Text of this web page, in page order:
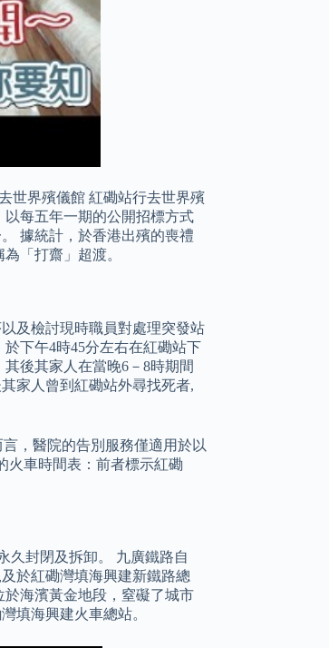
世界殯儀館 紅磡站行去世界殯
每五年一期的公開招標方式
據統計，於香港出殯的喪禮
「打齋」超渡。
及檢討現時職員對處理突發站
下午4時45分左右在紅磡站下
後其家人在當晚6－8時期間
家人曾到紅磡站外尋找死者,
，醫院的告別服務僅適用於以
火車時間表：前者標示紅磡
久封閉及拆卸。 九廣鐵路自
於紅磡灣填海興建新鐵路總
海濱黃金地段，窒礙了城市
填海興建火車總站。